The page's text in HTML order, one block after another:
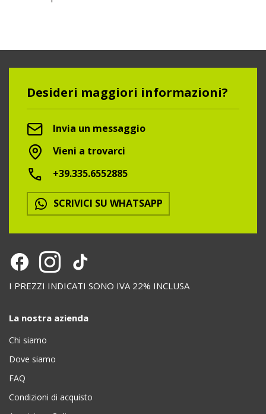
Desideri maggiori informazioni?
Invia un messaggio
Vieni a trovarci
+39.335.6552885
SCRIVICI SU WHATSAPP
I PREZZI INDICATI SONO IVA 22% INCLUSA
La nostra azienda
Chi siamo
Dove siamo
FAQ
Condizioni di acquisto